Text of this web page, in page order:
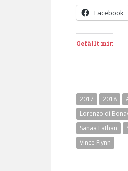
Facebook
Gefällt mir:
2017 2018
Lorenzo di
Sanaa Lathan
Vince Flynn